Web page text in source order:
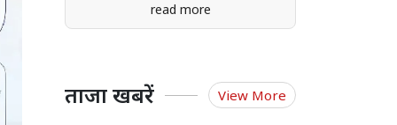
read more
ताजा खबरें View More